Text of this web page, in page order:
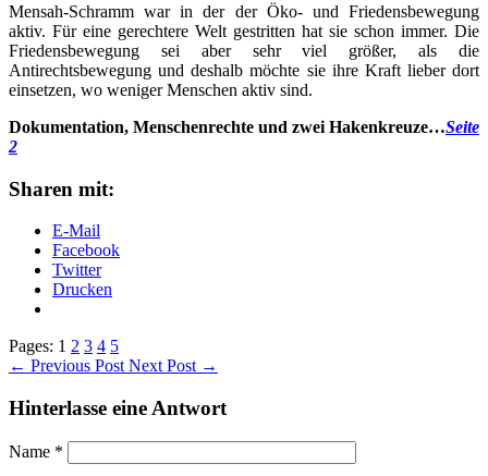
Mensah-Schramm war in der der Öko- und Friedensbewegung
aktiv. Für eine gerechtere Welt gestritten hat sie schon immer. Die
Friedensbewegung sei aber sehr viel größer, als die
Antirechtsbewegung und deshalb möchte sie ihre Kraft lieber dort
einsetzen, wo weniger Menschen aktiv sind.
Dokumentation, Menschenrechte und zwei Hakenkreuze…Seite
2
Sharen mit:
E-Mail
Facebook
Twitter
Drucken
Pages: 1 2 3 4 5
← Previous Post Next Post →
Hinterlasse eine Antwort
Name *